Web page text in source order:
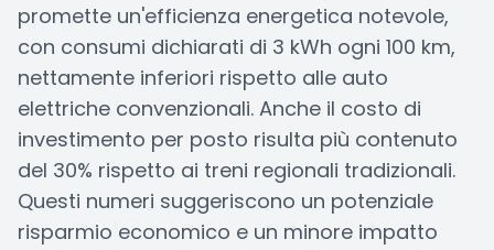
promette un'efficienza energetica notevole,
con consumi dichiarati di 3 kWh ogni 100 km,
nettamente inferiori rispetto alle auto
elettriche convenzionali. Anche il costo di
investimento per posto risulta più contenuto
del 30% rispetto ai treni regionali tradizionali.
Questi numeri suggeriscono un potenziale
risparmio economico e un minore impatto